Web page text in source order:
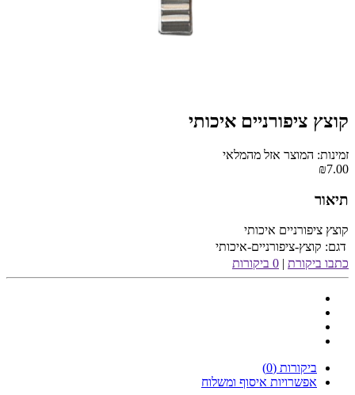
קוצץ ציפורניים איכותי
זמינות: המוצר אזל מהמלאי
₪7.00
תיאור
קוצץ ציפורניים איכותי
דגם: קוצץ-ציפורניים-איכותי
כתבו ביקורת | 0 ביקורות
ביקורות (0)
אפשרויות איסוף ומשלוח